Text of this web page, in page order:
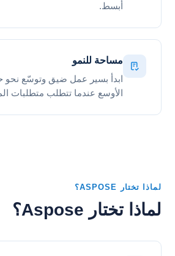
أبسط.
مساحة للنمو
الأوسع عندما تتطلب متطلبات
لماذا تختار ASPOSE؟
لماذا تختار Aspose؟